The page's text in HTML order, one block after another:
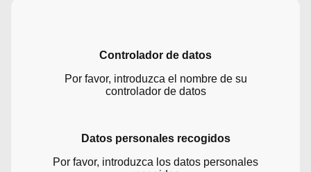
Controlador de datos
Por favor, introduzca el nombre de su
controlador de datos
Datos personales recogidos
Por favor, introduzca los datos personales